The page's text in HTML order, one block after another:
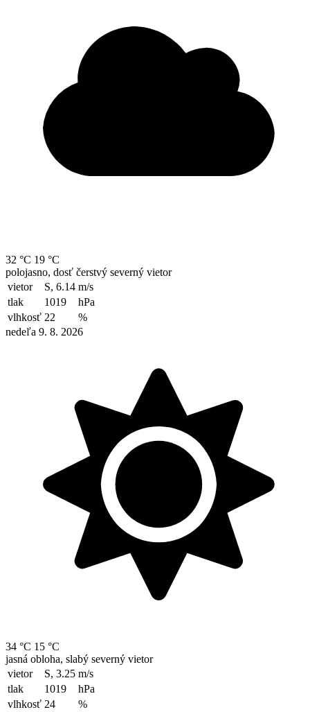
32 °C 19 °C
polojasno, dosť čerstvý severný vietor
vietor
S, 6.14 m/s
tlak
1019
hPa
vlhkosť 22
%
nedeľa 9. 8. 2026
34 °C 15 °C
jasná obloha, slabý severný vietor
vietor
S, 3.25 m/s
tlak
1019
hPa
vlhkosť 24
%